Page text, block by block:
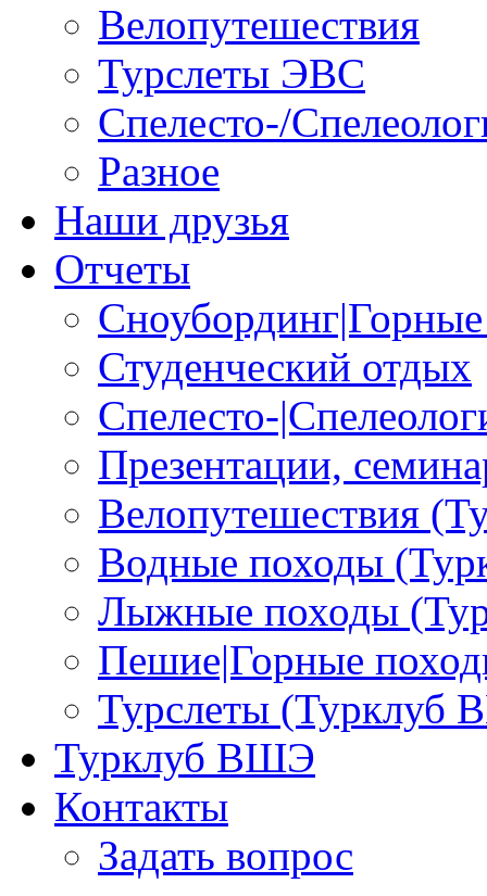
Велопутешествия
Турслеты ЭВС
Спелесто-/
Разное
Наши друзья
Отчеты
Студенческий отдых
Спелесто-
Презентации,
Велопутешествия
Водные походы
Лыжные походы
Пешие|Горные
Турслеты (Турклуб
Турклуб ВШЭ
Контакты
Задать вопрос